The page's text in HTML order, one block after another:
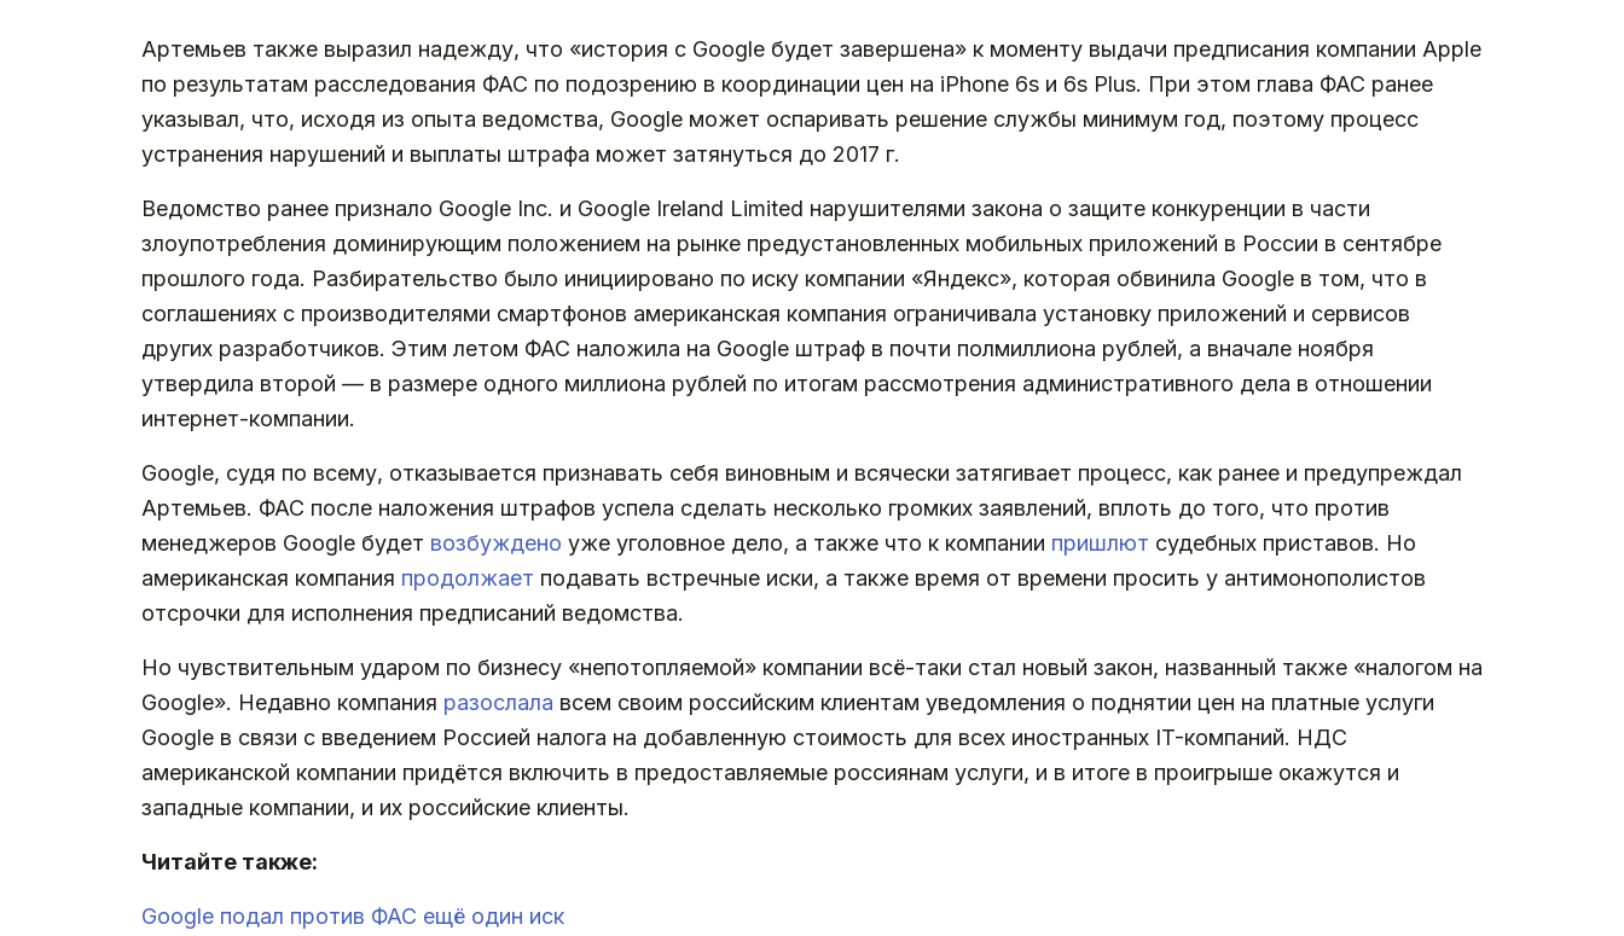
Артемьев также выразил надежду, что «история с Google будет завершена» к моменту выдачи предписания компании Apple
по результатам расследования ФАС по подозрению в координации цен на iPhone 6s и 6s Plus. При этом глава ФАС ранее
указывал, что, исходя из опыта ведомства, Google может оспаривать решение службы минимум год, поэтому процесс
устранения нарушений и выплаты штрафа может затянуться до 2017 г.
Ведомство ранее признало Google Inc. и Google Ireland Limited нарушителями закона о защите конкуренции в части
злоупотребления доминирующим положением на рынке предустановленных мобильных приложений в России в сентябре
прошлого года. Разбирательство было инициировано по иску компании «Яндекс», которая обвинила Google в том, что в
соглашениях с производителями смартфонов американская компания ограничивала установку приложений и сервисов
других разработчиков. Этим летом ФАС наложила на Google штраф в почти полмиллиона рублей, а вначале ноября
утвердила второй — в размере одного миллиона рублей по итогам рассмотрения административного дела в отношении
интернет-компании.
Google, судя по всему, отказывается признавать себя виновным и всячески затягивает процесс, как ранее и предупреждал
Артемьев. ФАС после наложения штрафов успела сделать несколько громких заявлений, вплоть до того, что против
менеджеров Google будет возбуждено уже уголовное дело, а также что к компании пришлют судебных приставов. Но
американская компания продолжает подавать встречные иски, а также время от времени просить у антимонополистов
отсрочки для исполнения предписаний ведомства.
Но чувствительным ударом по бизнесу «непотопляемой» компании всё-таки стал новый закон, названный также «налогом на
Google». Недавно компания разослала всем своим российским клиентам уведомления о поднятии цен на платные услуги
Google в связи с введением Россией налога на добавленную стоимость для всех иностранных IT-компаний. НДС
американской компании придётся включить в предоставляемые россиянам услуги, и в итоге в проигрыше окажутся и
западные компании, и их российские клиенты.
Читайте также:
Google подал против ФАС ещё один иск